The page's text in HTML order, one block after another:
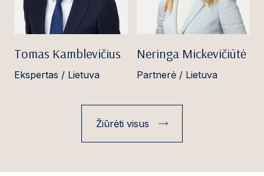
Tomas Kamblevičius
Ekspertas / Lietuva
Neringa Mickevičiūtė
Partnerė / Lietuva
Žiūrėti visus